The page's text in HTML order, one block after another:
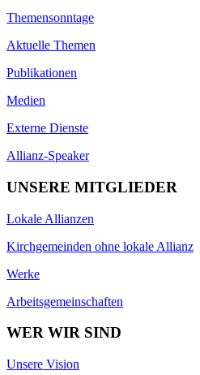
Themensonntage
Aktuelle Themen
Publikationen
Medien
Externe Dienste
Allianz-Speaker
UNSERE MITGLIEDER
Lokale Allianzen
Kirchgemeinden ohne lokale Allianz
Werke
Arbeitsgemeinschaften
WER WIR SIND
Unsere Vision